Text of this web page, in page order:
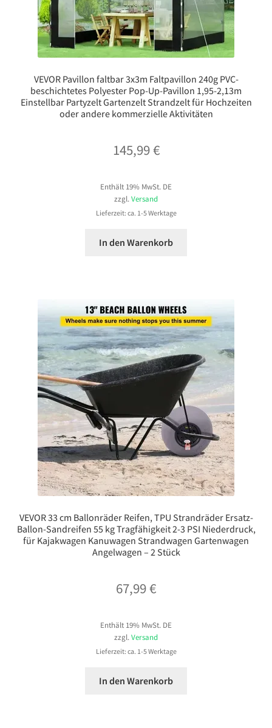
VEVOR Pavillon faltbar 3x3m Faltpavillon 240g PVC-
beschichtetes Polyester Pop-Up-Pavillon 1,95-2,13m
Einstellbar Partyzelt Gartenzelt Strandzelt für Hochzeiten
oder andere kommerzielle Aktivitäten
145,99€
Enthält 19% MwSt. DE
zzgl. Versand
Lieferzeit: ca. 1-5 Werktage
In den Warenkorb
VEVOR 33 cm Ballonräder Reifen, TPU Strandräder Ersatz-
Ballon-Sandreifen 55 kg Tragfähigkeit 2-3 PSI Niederdruck,
für Kajakwagen Kanuwagen Strandwagen Gartenwagen
Angelwagen – 2 Stück
67,99€
Enthält 19% MwSt. DE
zzgl. Versand
Lieferzeit: ca. 1-5 Werktage
In den Warenkorb